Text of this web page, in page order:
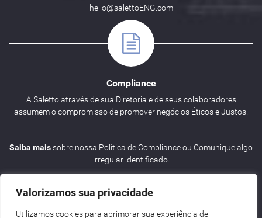
Valorizamos sua privacidade
Utilizamos cookies para aprimorar sua experiência de
hello@salettoENG.com
Compliance
A Saletto através de sua Diretoria e de seus colaboradores
assumem o compromisso de promover negócios Éticos e Justos.
Saiba maissobre nossa Política de Compliance ou Comunique algo
irregular identificado.